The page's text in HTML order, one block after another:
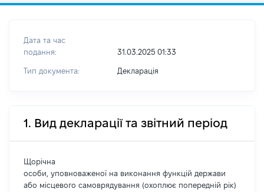
Дата та час
подання:
31.03.2025 01:33
Тип документа: Декларація
1. Вид декларації та звітний період
Щорічна
особи, уповноваженої на виконання функцій держави
або місцевого самоврядування (охоплює попередній рік)